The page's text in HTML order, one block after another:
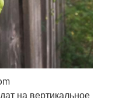
на вертикальное